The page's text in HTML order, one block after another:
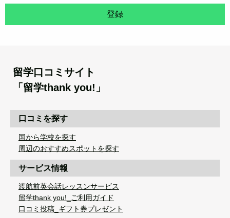
登録
留学口コミサイト
「留学thank you!」
口コミを探す
国から学校を探す
周辺のおすすめスポットを探す
サービス情報
渡航前英会話レッスンサービス
留学thank you!_ご利用ガイド
口コミ投稿_ギフト券プレゼント